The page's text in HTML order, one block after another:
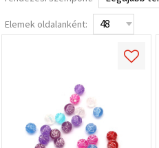
a
valamint
relevánsabb
marketingpartnereink
segítségével
Elemek oldalanként: